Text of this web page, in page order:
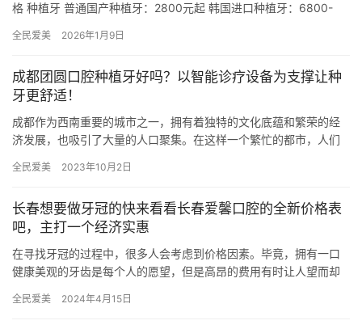
格 种植牙 普通国产种植牙：2800元起 韩国进口种植牙：6800-
全民爱美 2026年1月9日
成都团圆口腔种植牙好吗？以智能诊疗设备为支撑让种
牙更舒适！
成都作为西南重要的城市之一，拥有着独特的文化底蕴和繁荣的经
济发展，也吸引了大量的人口聚集。在这样一个繁忙的都市，人们
都市的…
全民爱美 2023年10月2日
长春想要做牙冠的快来看看长春爱馨口腔的全新价格表
吧，主打一个经济实惠
在寻找牙冠的过程中，很多人会考虑到价格因素。毕竟，拥有一口
健康美观的牙齿是每个人的愿望，但是高昂的费用有时让人望而却
爱馨…
全民爱美 2024年4月15日